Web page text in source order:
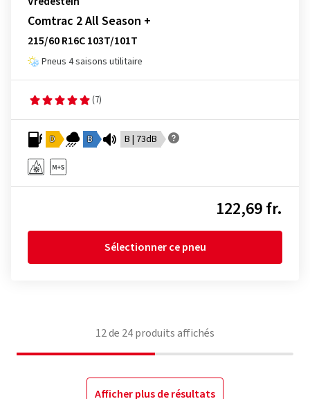
Comtrac 2 All Season +
215/60 R16C 103T/101T
Pneus 4 saisons utilitaire
(7)
D B B | 73dB
122,69 fr.
Sélectionner ce pneu
12de 24produits affichés
Afficher plus de résultats